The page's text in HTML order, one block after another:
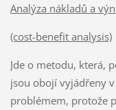
Analýza nákladů a
(cost-benefit analysis)
Jde o metodu, která,
jsou obojí vyjádřeny
problémem, protože